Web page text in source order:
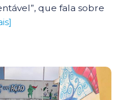
que fala sobre